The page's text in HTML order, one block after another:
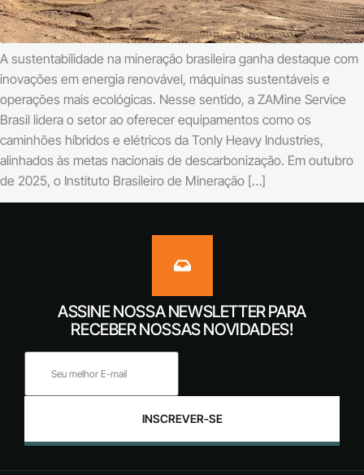
A sustentabilidade na mineração brasileira ganha destaque com
inovações em energia renovável, máquinas sustentáveis e
operações mais ecológicas. Nesse sentido, a ZAMine Service
Brasil lidera o setor ao oferecer equipamentos como os
caminhões híbridos e elétricos da Tonly Heavy Industries,
alinhados às metas nacionais de descarbonização. Em outubro
de 2025, o Instituto Brasileiro de Mineração […]
ASSINE NOSSA NEWSLETTER PARA
RECEBER NOSSAS NOVIDADES!
INSCREVER-SE